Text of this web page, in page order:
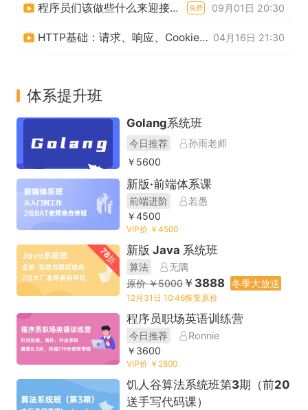
程序员们该做些什么来迎接秋季招聘？ 免费 09月01日 20:30
HTTP基础：请求、响应、Cookie、跨域 04月16日 21:30
体系提升班
Golang系统班
今日推荐
孙雨老师
￥5600
新版·前端体系课
前端进阶
若愚
￥4500
VIP价 ￥4500
78折 新版 Java 系统班
算法
无隅
原价 ￥5000￥3888 冬季大放送
12月31日 10:46恢复原价
程序员职场英语训练营
今日推荐
Ronnie
￥3600
VIP价 ￥2800
饥人谷算法系统班第3期（前20
送手写代码课）